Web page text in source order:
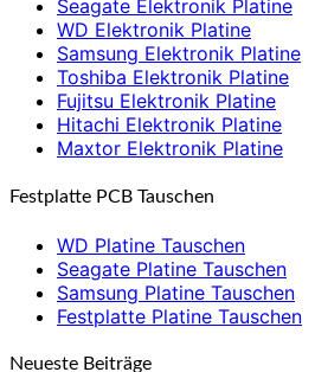
Seagate Elektronik Platine
WD Elektronik Platine
Samsung Elektronik Platine
Toshiba Elektronik Platine
Fujitsu Elektronik Platine
Hitachi Elektronik Platine
Maxtor Elektronik Platine
Festplatte PCB Tauschen
WD Platine Tauschen
Seagate Platine Tauschen
Samsung Platine Tauschen
Festplatte Platine Tauschen
Neueste Beiträge